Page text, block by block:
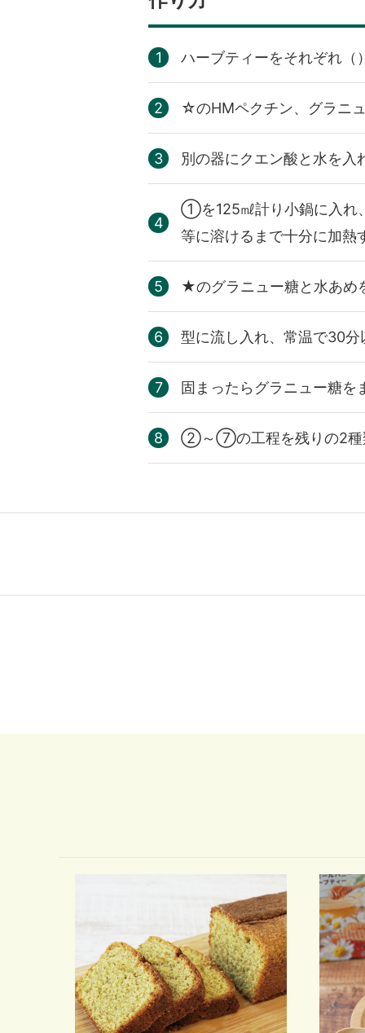
ハーブティーをそれぞれ（
☆のHMペクチン、グラニ
別の器にクエン酸と水を入
①を125㎖計り小鍋に入れ
等に溶けるまで十分に加熱
★のグラニュー糖と水あめ
型に流し入れ、常温で30
固まったらグラニュー糖を
②～⑦の工程を残りの2種